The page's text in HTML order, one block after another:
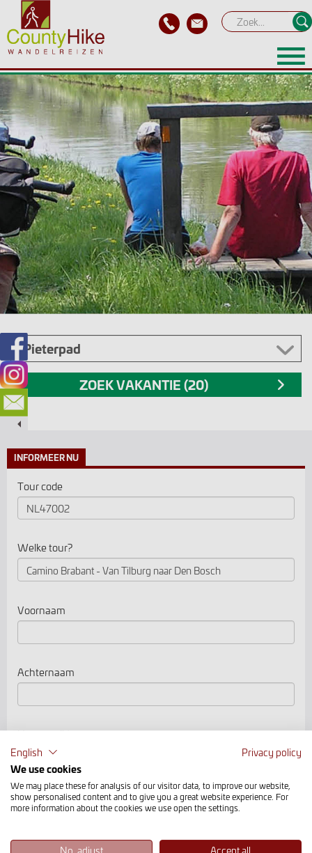
INFORMEER NU
Tour code
Welke tour?
Voornaam
Achternaam
Uw e-mail *
Telefoonnummer
English
Privacy policy
We use cookies
We may place these for analysis of our visitor data, to improve our website,
show personalised content and to give you a great website experience. For
more information about the cookies we use open the settings.
No, adjust Accept all